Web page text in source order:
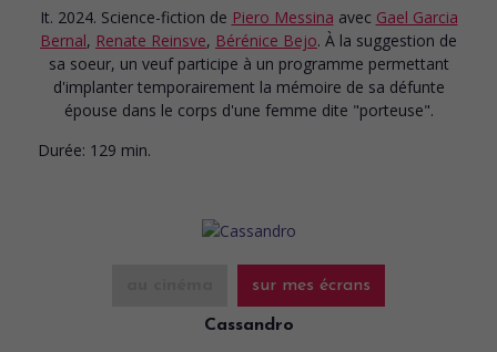
It. 2024. Science-fiction de Piero Messina avec Gael Garcia
Bernal, Renate Reinsve, Bérénice Bejo. À la suggestion de
sa soeur, un veuf participe à un programme permettant
d'implanter temporairement la mémoire de sa défunte
épouse dans le corps d'une femme dite "porteuse".
Durée: 129 min.
sur mes écrans
Cassandro